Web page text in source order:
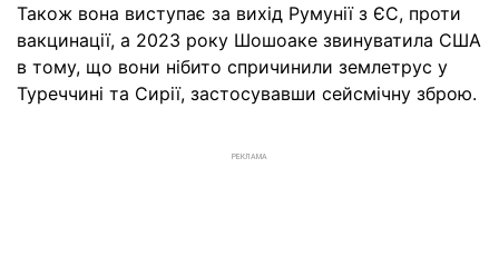
Також вона виступає за вихід Румунії з ЄС, проти
вакцинації, а 2023 року Шошоаке звинуватила США
в тому, що вони нібито спричинили землетрус у
Туреччині та Сирії, застосувавши сейсмічну зброю.
РЕКЛАМА